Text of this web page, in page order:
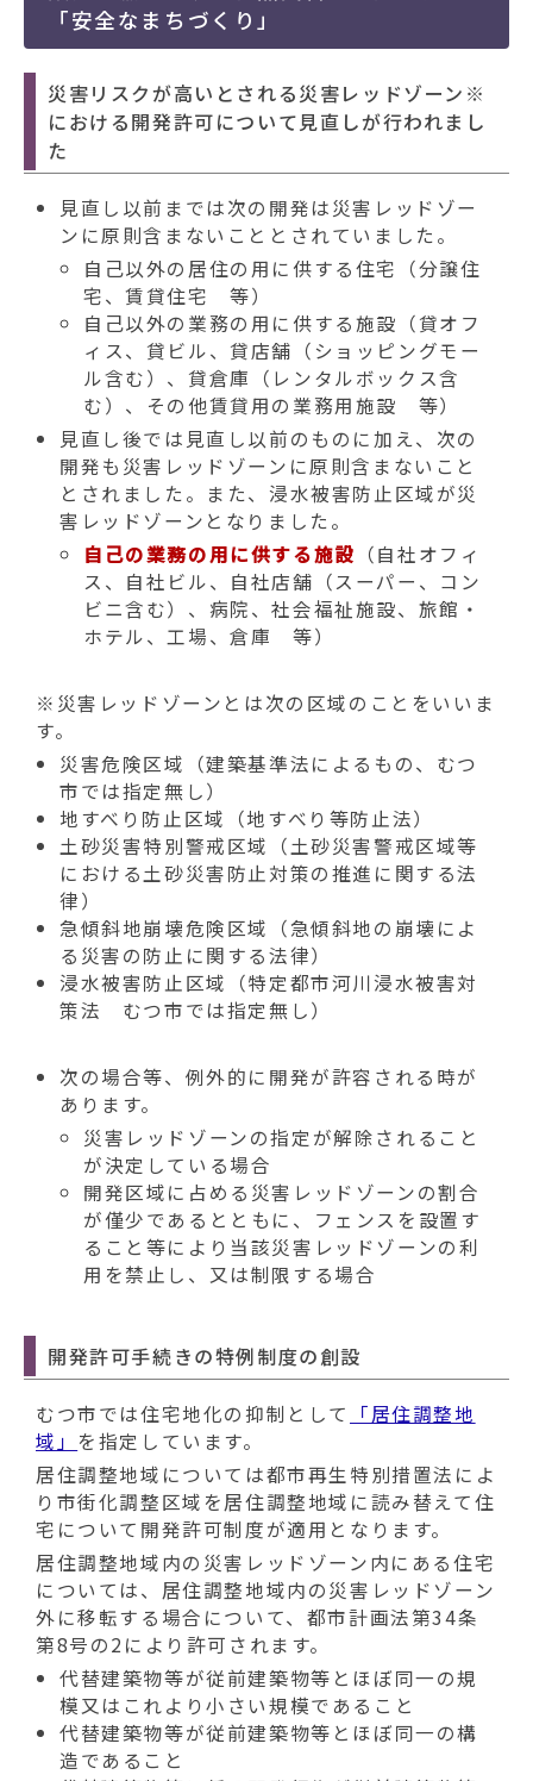
「安全なまちづくり」
災害リスクが高いとされる災害レッドゾーン※
における開発許可について見直しが行われまし
た
見直し以前までは次の開発は災害レッドゾー
ンに原則含まないこととされていました。
自己以外の居住の用に供する住宅（分譲住
宅、賃貸住宅 等）
自己以外の業務の用に供する施設（貸オフ
ィス、貸ビル、貸店舗（ショッピングモー
ル含む）、貸倉庫（レンタルボックス含
む）、その他賃貸用の業務用施設 等）
見直し後では見直し以前のものに加え、次の
開発も災害レッドゾーンに原則含まないこと
とされました。また、浸水被害防止区域が災
害レッドゾーンとなりました。
自己の業務の用に供する施設 （自社オフィ
ス、自社ビル、自社店舗（スーパー、コン
ビニ含む）、病院、社会福祉施設、旅館・
ホテル、工場、倉庫 等）
※災害レッドゾーンとは次の区域のことをいいま
す。
災害危険区域（建築基準法によるもの、むつ
市では指定無し）
地すべり防止区域（地すべり等防止法）
土砂災害特別警戒区域（土砂災害警戒区域等
における土砂災害防止対策の推進に関する法
律）
急傾斜地崩壊危険区域（急傾斜地の崩壊によ
る災害の防止に関する法律）
浸水被害防止区域（特定都市河川浸水被害対
策法 むつ市では指定無し）
次の場合等、例外的に開発が許容される時が
あります。
災害レッドゾーンの指定が解除されること
が決定している場合
開発区域に占める災害レッドゾーンの割合
が僅少であるとともに、フェンスを設置す
ること等により当該災害レッドゾーンの利
用を禁止し、又は制限する場合
開発許可手続きの特例制度の創設
むつ市では住宅地化の抑制として
「居住調整地
域」 を指定しています。
居住調整地域については都市再生特別措置法によ
り市街化調整区域を居住調整地域に読み替えて住
宅について開発許可制度が適用となります。
居住調整地域内の災害レッドゾーン内にある住宅
については、居住調整地域内の災害レッドゾーン
外に移転する場合について、都市計画法第34条
第8号の2により許可されます。
代替建築物等が従前建築物等とほぼ同一の規
模又はこれより小さい規模であること
代替建築物等が従前建築物等とほぼ同一の構
造であること